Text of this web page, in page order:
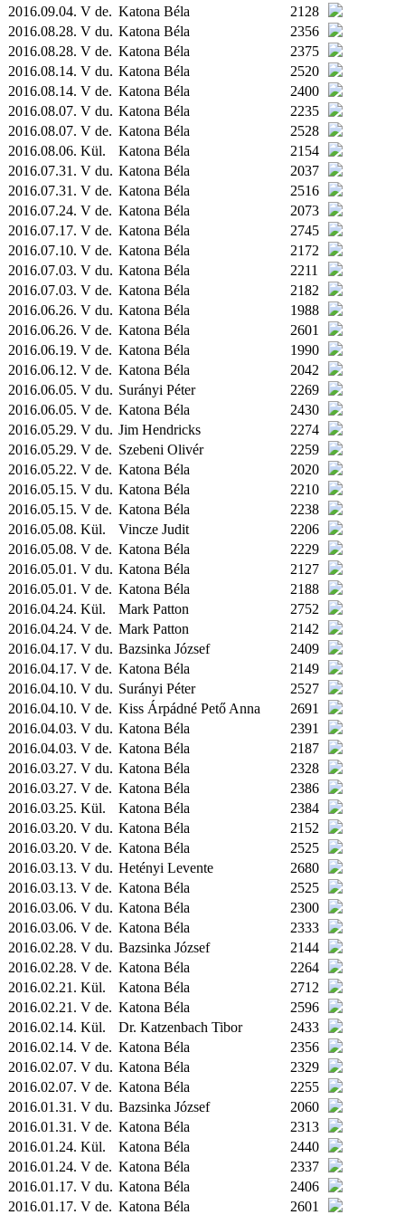
2016.09.04. V de. Katona Béla
2128
2016.08.28. V du. Katona Béla
2356
2016.08.28. V de. Katona Béla
2375
2016.08.14. V du. Katona Béla
2520
2016.08.14. V de. Katona Béla
2400
2016.08.07. V du. Katona Béla
2235
2016.08.07. V de. Katona Béla
2528
2016.08.06. Kül. Katona Béla
2154
2016.07.31. V du. Katona Béla
2037
2016.07.31. V de. Katona Béla
2516
2016.07.24. V de. Katona Béla
2073
2016.07.17. V de. Katona Béla
2745
2016.07.10. V de. Katona Béla
2172
2016.07.03. V du. Katona Béla
2211
2016.07.03. V de. Katona Béla
2182
2016.06.26. V du. Katona Béla
1988
2016.06.26. V de. Katona Béla
2601
2016.06.19. V de. Katona Béla
1990
2016.06.12. V de. Katona Béla
2042
2016.06.05. V du. Surányi Péter
2269
2016.06.05. V de. Katona Béla
2430
2016.05.29. V du. Jim Hendricks
2274
2016.05.29. V de. Szebeni Olivér
2259
2016.05.22. V de. Katona Béla
2020
2016.05.15. V du. Katona Béla
2210
2016.05.15. V de. Katona Béla
2238
2016.05.08. Kül. Vincze Judit
2206
2016.05.08. V de. Katona Béla
2229
2016.05.01. V du. Katona Béla
2127
2016.05.01. V de. Katona Béla
2188
2016.04.24. Kül. Mark Patton
2752
2016.04.24. V de. Mark Patton
2142
2016.04.17. V du. Bazsinka József
2409
2016.04.17. V de. Katona Béla
2149
2016.04.10. V du. Surányi Péter
2527
2016.04.10. V de. Kiss Árpádné Pető Anna
2691
2016.04.03. V du. Katona Béla
2391
2016.04.03. V de. Katona Béla
2187
2016.03.27. V du. Katona Béla
2328
2016.03.27. V de. Katona Béla
2386
2016.03.25. Kül. Katona Béla
2384
2016.03.20. V du. Katona Béla
2152
2016.03.20. V de. Katona Béla
2525
2016.03.13. V du. Hetényi Levente
2680
2016.03.13. V de. Katona Béla
2525
2016.03.06. V du. Katona Béla
2300
2016.03.06. V de. Katona Béla
2333
2016.02.28. V du. Bazsinka József
2144
2016.02.28. V de. Katona Béla
2264
2016.02.21. Kül. Katona Béla
2712
2016.02.21. V de. Katona Béla
2596
2016.02.14. Kül. Dr. Katzenbach Tibor
2433
2016.02.14. V de. Katona Béla
2356
2016.02.07. V du. Katona Béla
2329
2016.02.07. V de. Katona Béla
2255
2016.01.31. V du. Bazsinka József
2060
2016.01.31. V de. Katona Béla
2313
2016.01.24. Kül. Katona Béla
2440
2016.01.24. V de. Katona Béla
2337
2016.01.17. V du. Katona Béla
2406
2016.01.17. V de. Katona Béla
2601